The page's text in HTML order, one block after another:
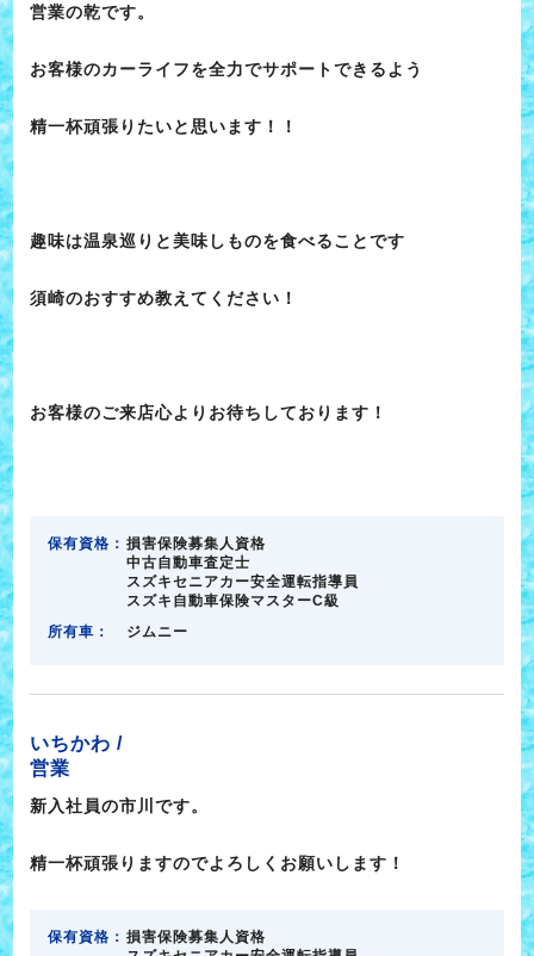
営業の乾です。
お客様のカーライフを全力でサポートできるよう
精一杯頑張りたいと思います！！
趣味は温泉巡りと美味しものを食べることです
須崎のおすすめ教えてください！
お客様のご来店心よりお待ちしております！
保有資格： 損害保険募集人資格
中古自動車査定士
スズキセニアカー安全運転指導員
スズキ自動車保険マスターC級
所有車：
ジムニー
いちかわ /
営業
新入社員の市川です。
精一杯頑張りますのでよろしくお願いします！
保有資格： 損害保険募集人資格